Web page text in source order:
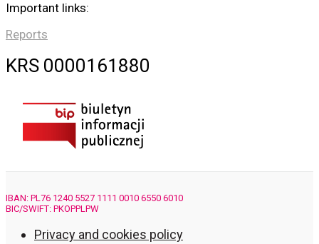
Important links:
Reports
KRS 0000161880
IBAN: PL76 1240 5527 1111 0010 6550 6010
BIC/SWIFT: PKOPPLPW
Privacy and cookies policy